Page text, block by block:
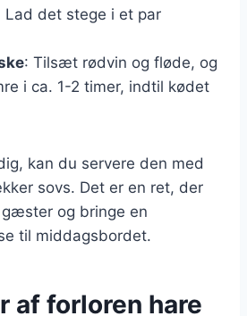
Lad det stege i et par
: Tilsæt rødvin og fløde, og
i ca. 1-2 timer, indtil kødet
kan du servere den med
sovs. Det er en ret, der
og bringe en
til middagsbordet.
af forloren hare